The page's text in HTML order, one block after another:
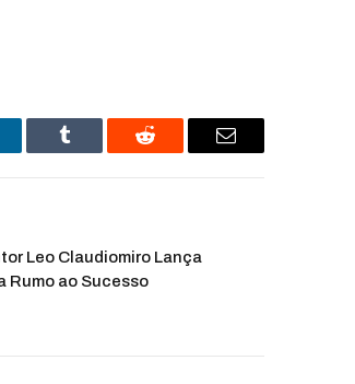
Tumblr Reddit Email
Leo Claudiomiro Lança
Rumo ao Sucesso